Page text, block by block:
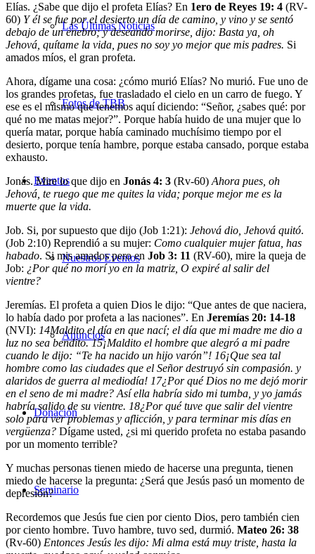
Las Últimas Noticias
Fotos de TBB
Eventos
Nuestros Eventos
Anuncios
Donación
Seminario
Elías. ¿Sabe que dijo el profeta Elías? En 1ero de Reyes 19: 4 (RV-
60) Y él se fue por el desierto un día de camino, y vino y se sentó
debajo de un enebro; y deseando morirse, dijo: Basta ya, oh
Jehová, quítame la vida, pues no soy yo mejor que mis padres. Si
amados míos, el gran profeta.
Ahora, dígame una cosa: ¿cómo murió Elías? No murió. Fue uno de
los grandes profetas, fue trasladado el cielo en un carro de fuego. Y
ese es el mismo que tenemos aquí diciendo: “Señor, ¿sabes qué: por
qué no me matas mejor?”. Porque había huido de una mujer que lo
quería matar, porque había caminado muchísimo tiempo por el
desierto, porque tenía hambre, porque estaba cansado, porque estaba
exhausto.
Jonás. Mire lo que dijo en Jonás 4: 3 (Rv-60) Ahora pues, oh
Jehová, te ruego que me quites la vida; porque mejor me es la
muerte que la vida.
Job. Si, por supuesto que dijo (Job 1:21): Jehová dio, Jehová quitó.
(Job 2:10) Reprendió a su mujer: Como cualquier mujer fatua, has
habado. Si mis amados pero en Job 3: 11 (RV-60), mire la queja de
Job: ¿Por qué no morí yo en la matriz, O expiré al salir del
vientre?
Jeremías. El profeta a quien Dios le dijo: “Que antes de que naciera,
lo había dado por profeta a las naciones”. En Jeremías 20: 14-18
(NVI): 14Maldito el día en que nací; el día que mi madre me dio a
luz no sea bendito.15¡Maldito el hombre que alegró a mi padre
cuando le dijo: “Te ha nacido un hijo varón”! 16¡Que sea tal
hombre como las ciudades que el Señor destruyó sin compasión. y
alaridos de guerra al mediodía! 17¿Por qué Dios no me dejó morir
en el seno de mi madre? Así ella habría sido mi tumba, y yo jamás
habría salido de su vientre. 18¿Por qué tuve que salir del vientre
solo para ver problemas y aflicción, y para terminar mis días en
vergüenza? Dígame usted, ¿si mi querido profeta no estaba pasando
por un momento terrible?
Y muchas personas tienen miedo de hacerse una pregunta, tienen
miedo de hacerse la pregunta: ¿Será que Jesús pasó un momento de
depresión?
Recordemos que Jesús fue cien por ciento Dios, pero también cien
por ciento hombre. Tuvo hambre, tuvo sed, durmió. Mateo 26: 38
(Rv-60) Entonces Jesús les dijo: Mi alma está muy triste, hasta la